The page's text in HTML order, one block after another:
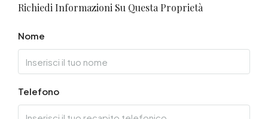
Richiedi Informazioni Su Questa Proprietà
Nome
Telefono